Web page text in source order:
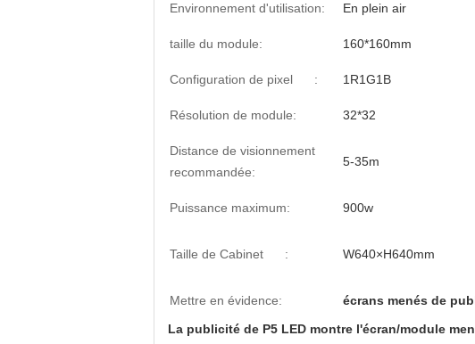
Environnement d'utilisation: En plein air
taille du module: 160*160mm
Configuration de pixel : 1R1G1B
Résolution de module: 32*32
Distance de visionnement
recommandée:
5-35m
Puissance maximum: 900w
Taille de Cabinet : W640×H640mm
Mettre en évidence: écrans menés de
La publicité de P5 LED montre l'écran/module